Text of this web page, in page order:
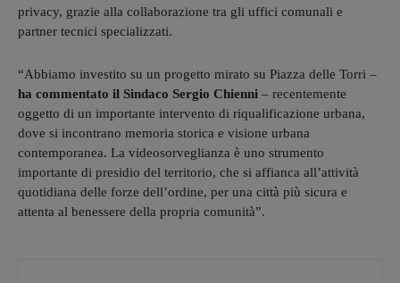
privacy, grazie alla collaborazione tra gli uffici comunali e
partner tecnici specializzati.
“Abbiamo investito su un progetto mirato su Piazza delle Torri –
ha commentato il Sindaco Sergio Chienni – recentemente
oggetto di un importante intervento di riqualificazione urbana,
dove si incontrano memoria storica e visione urbana
contemporanea. La videosorveglianza è uno strumento
importante di presidio del territorio, che si affianca all’attività
quotidiana delle forze dell’ordine, per una città più sicura e
attenta al benessere della propria comunità”.